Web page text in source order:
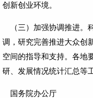
创新创业环境。
（三）加强协调推进。
调，研究完善推进大众创
空间的指导和支持。各地
研、发展情况统计汇总等
国务院办公厅